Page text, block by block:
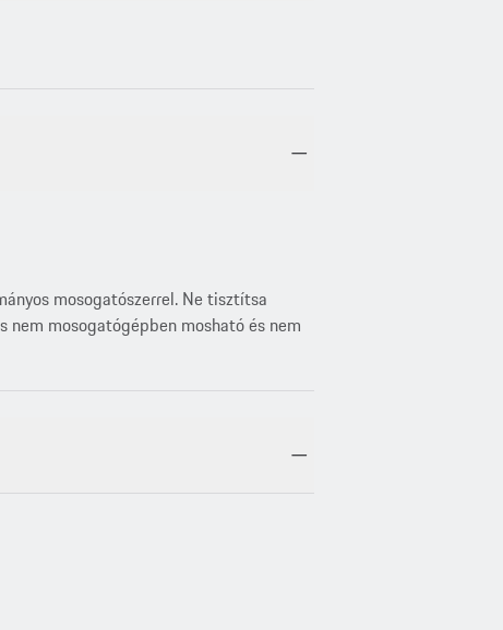
mosogatószerrel. Ne tisztítsa
mosogatógépben mosható és nem